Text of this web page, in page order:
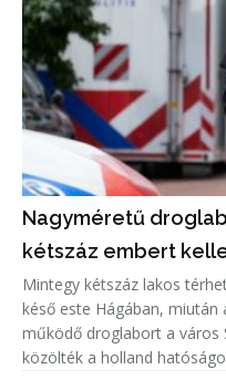
Nagyméretű
kétszáz embert
Mintegy kétszáz lakos
késő este Hágában,
működő droglabort a város
közölték a holland